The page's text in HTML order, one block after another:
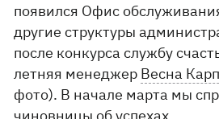
появился Офис
другие структуры
после конкурса службу
летняя менеджер Весна
фото). В начале марта мы